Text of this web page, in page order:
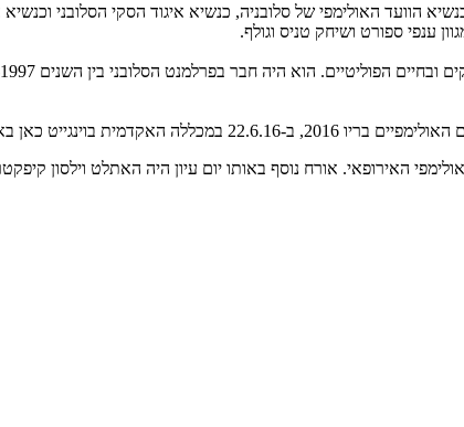
הוועד האולימפי של סלובניה, כנשיא איגוד הסקי הסלובני
בנושא "הדרך להצלחה: המודל הסלובני".